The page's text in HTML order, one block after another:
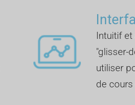
Intuitif
"glisser-
utiliser
de